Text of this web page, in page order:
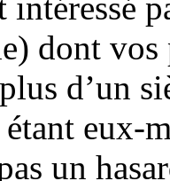
dont
d’un
eux-
un